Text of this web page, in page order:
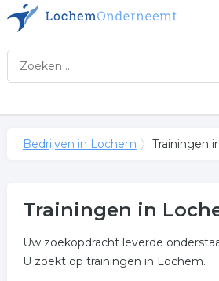
Bedrijven in Lochem Trainingen
Trainingen in
Uw zoekopdracht leverde
U zoekt op trainingen in Lochem.